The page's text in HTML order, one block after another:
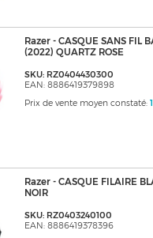
Razer - CASQUE SANS FIL
(2022) QUARTZ ROSE
SKU: RZ0404430300
EAN: 8886419379898
Prix de vente moyen constaté:
Razer - CASQUE FILAIRE
NOIR
SKU: RZ0403240100
EAN: 8886419378396